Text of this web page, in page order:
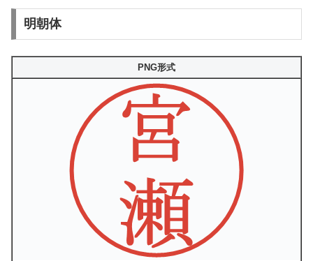
明朝体
PNG形式